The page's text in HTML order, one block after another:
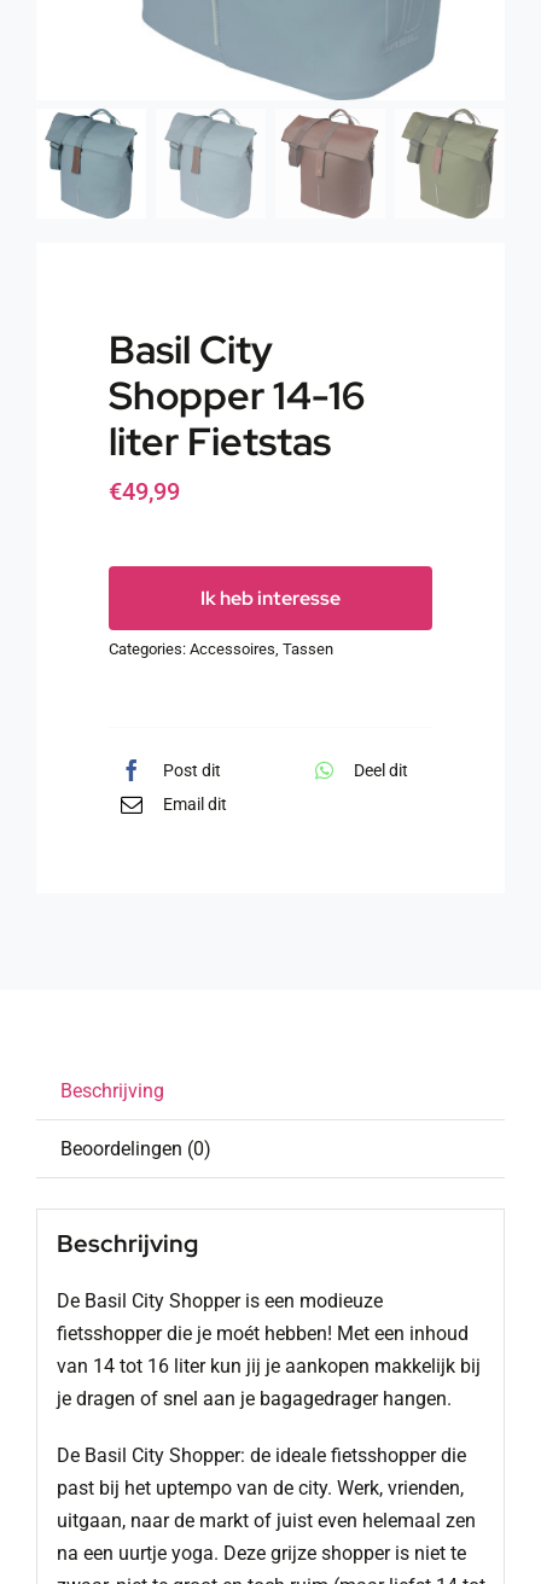
Basil City
Shopper 14-16
liter Fietstas
€49,99
Ik heb interesse
Categories: Accessoires Tassen
Post dit
Deel dit
Email dit
Beschrijving
Beoordelingen (0)
Beschrijving
De Basil City Shopper is een modieuze
fietsshopper die je moét hebben! Met een inhoud
van 14 tot 16 liter kun jij je aankopen makkelijk bij
je dragen of snel aan je bagagedrager hangen.
De Basil City Shopper: de ideale fietsshopper die
past bij het uptempo van de city. Werk, vrienden,
uitgaan, naar de markt of juist even helemaal zen
na een uurtje yoga. Deze grijze shopper is niet te